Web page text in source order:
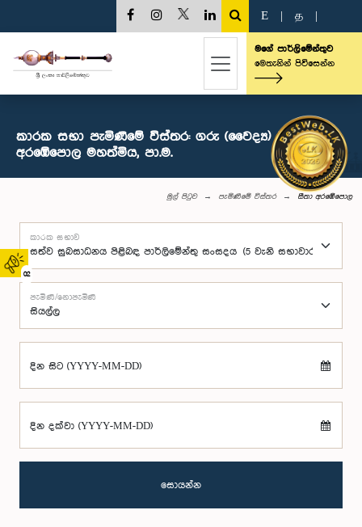
02
E த
මගේ පාර්ලිමේන්තුව
මෙතැනින් පිවිසෙන්න
කාරක සභා පැමිණීමේ විස්තර: ගරු (වෛද්‍ය) සීතා
අරඹේපොල මහත්මිය, පා.ම.
මුල් පිටුව පැමිණීමේ විස්තර සීතා අරඹේපොල
කාරක සභාව
පැමිණි/නොපැමිණි
දින සිට (YYYY-MM-DD)
දින දක්වා (YYYY-MM-DD)
සොයන්න